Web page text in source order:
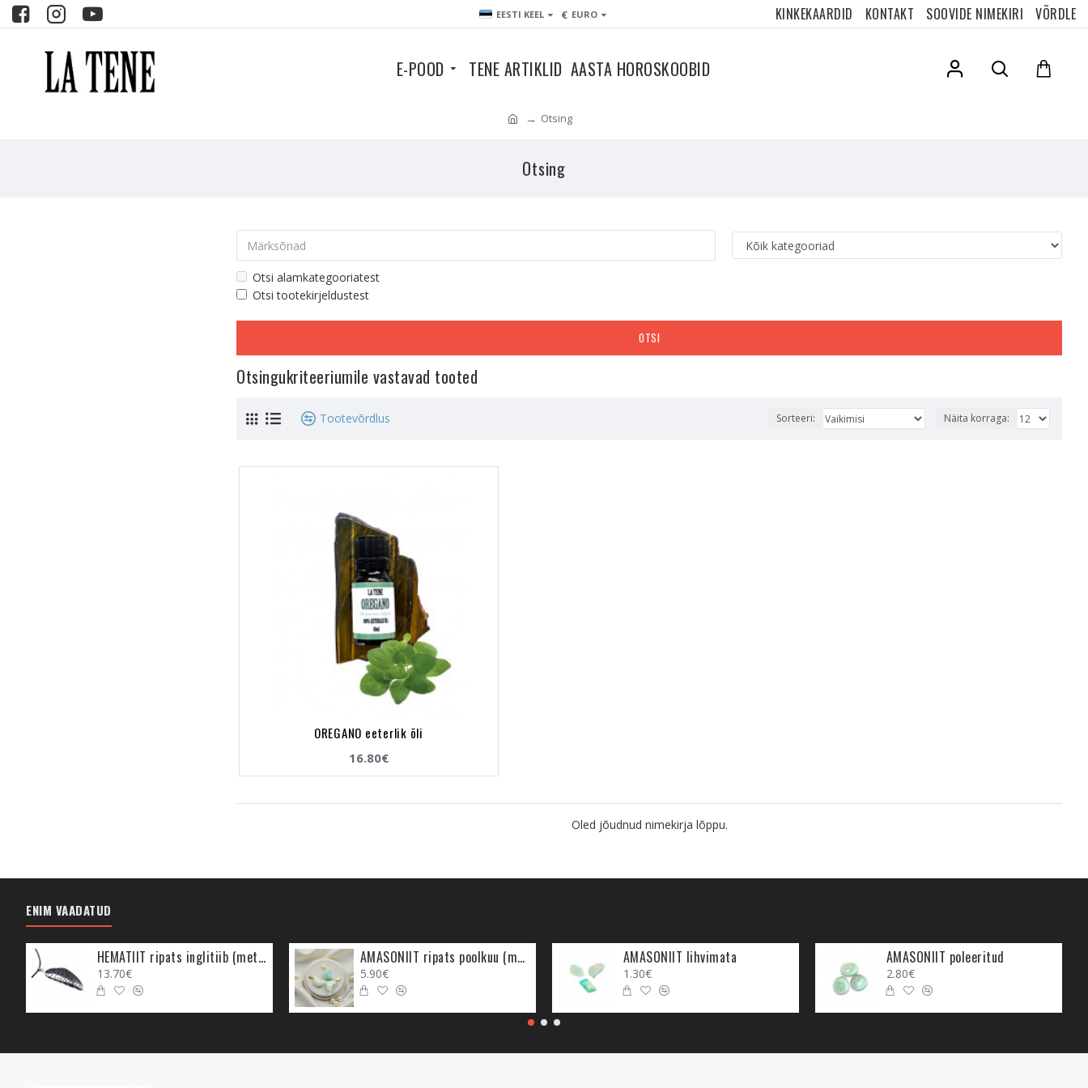
EESTI KEEL € EURO KINKEKAARDID KONTAKT SOOVIDE NIMEKIRI VÕRDLE
E-POOD TENE ARTIKLID AASTA HOROSKOOBID
Otsing
Otsing
Otsi alamkategooriatest
Otsi tootekirjeldustest
OTSI
Otsingukriteeriumile vastavad tooted
Tootevõrdlus Sorteeri: Näita korraga:
OREGANO eeterlik õli
16.80€
Oled jõudnud nimekirja lõppu.
ENIM VAADATUD
HEMATIIT ripats inglitiib (metall)
13.70€
AMASONIIT ripats poolkuu (metall)
5.90€
AMASONIIT lihvimata
1.30€
AMASONIIT poleeritud
2.80€